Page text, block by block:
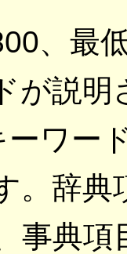
、最
が説明
ーワー
。辞
事典